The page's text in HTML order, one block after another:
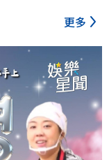
更多